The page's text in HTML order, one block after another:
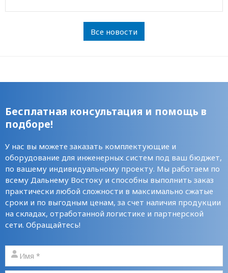
Все новости
Бесплатная консультация и помощь в
подборе!
У нас вы можете заказать комплектующие и
оборудование для инженерных систем под ваш бюджет,
по вашему индивидуальному проекту. Мы работаем по
всему Дальнему Востоку и способны выполнить заказ
практически любой сложности в максимально сжатые
сроки и по выгодным ценам, за счет наличия продукции
на складах, отработанной логистике и партнерской
сети. Обращайтесь!